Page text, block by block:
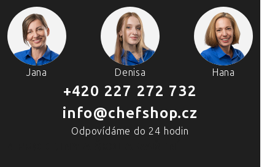
Jana Denisa Hana
+420 227 272 732
info@chefshop.cz
Odpovídáme do 24 hodin